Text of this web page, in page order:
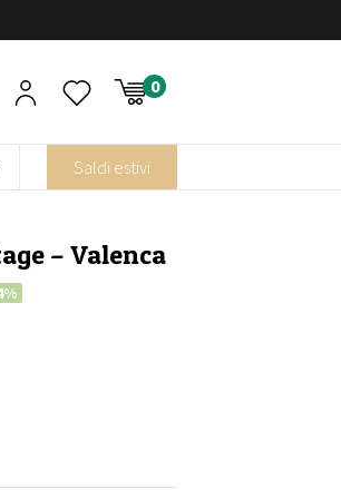
Saldi estivi
– Valenca